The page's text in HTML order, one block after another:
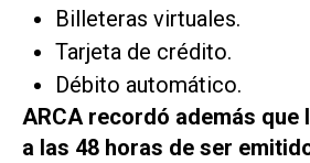
Billeteras virtuales.
Tarjeta de crédito.
Débito automático.
ARCA recordó además que
a las 48 horas de ser